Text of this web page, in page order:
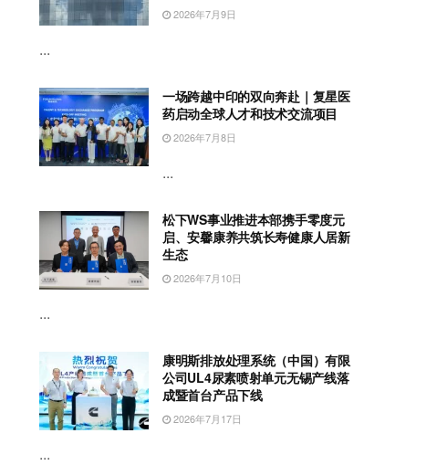
2026年7月9日
...
一场跨越中印的双向奔赴｜复星医
药启动全球人才和技术交流项目
2026年7月8日
...
松下WS事业推进本部携手零度元
启、安馨康养共筑长寿健康人居新
生态
2026年7月10日
...
康明斯排放处理系统（中国）有限
公司UL4尿素喷射单元无锡产线落
成暨首台产品下线
2026年7月17日
...